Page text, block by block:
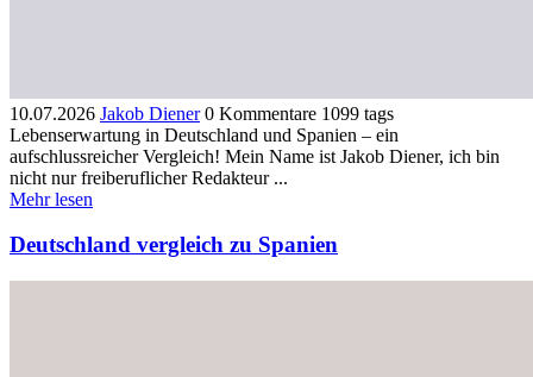
10.07.2026 Jakob Diener 0 Kommentare 1099 tags
Lebenserwartung in Deutschland und Spanien – ein
aufschlussreicher Vergleich! Mein Name ist Jakob Diener, ich bin
nicht nur freiberuflicher Redakteur ...
Mehr lesen
Deutschland vergleich zu Spanien